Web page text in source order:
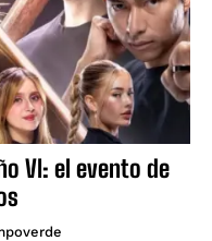
VI: el evento de